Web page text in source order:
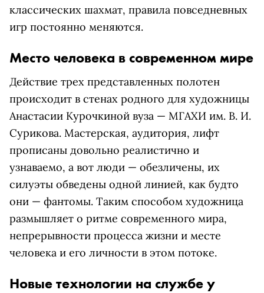
классических шахмат, правила повседневных
игр постоянно меняются.
Место человека в современном мире
Действие трех представленных полотен
происходит в стенах родного для художницы
Анастасии Курочкиной вуза — МГАХИ им. В. И.
Сурикова. Мастерская, аудитория, лифт
прописаны довольно реалистично и
узнаваемо, а вот люди — обезличены, их
силуэты обведены одной линией, как будто
они — фантомы. Таким способом художница
размышляет о ритме современного мира,
непрерывности процесса жизни и месте
человека и его личности в этом потоке.
Новые технологии на службе у